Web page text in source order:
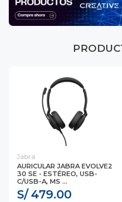
Jabra
AURICULAR JABRA EVOLVE2
30 SE - ESTÉREO, USB-
C/USB-A, MS ...
S/ 479.00